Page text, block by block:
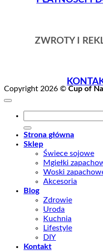
ZWROTY I
Copyright 2026 © Cup of
Strona główna
Sklep
Świece sojowe
Mgiełki
Woski
Akcesoria
Blog
Zdrowie
Uroda
Kuchnia
Lifestyle
DIY
Kontakt